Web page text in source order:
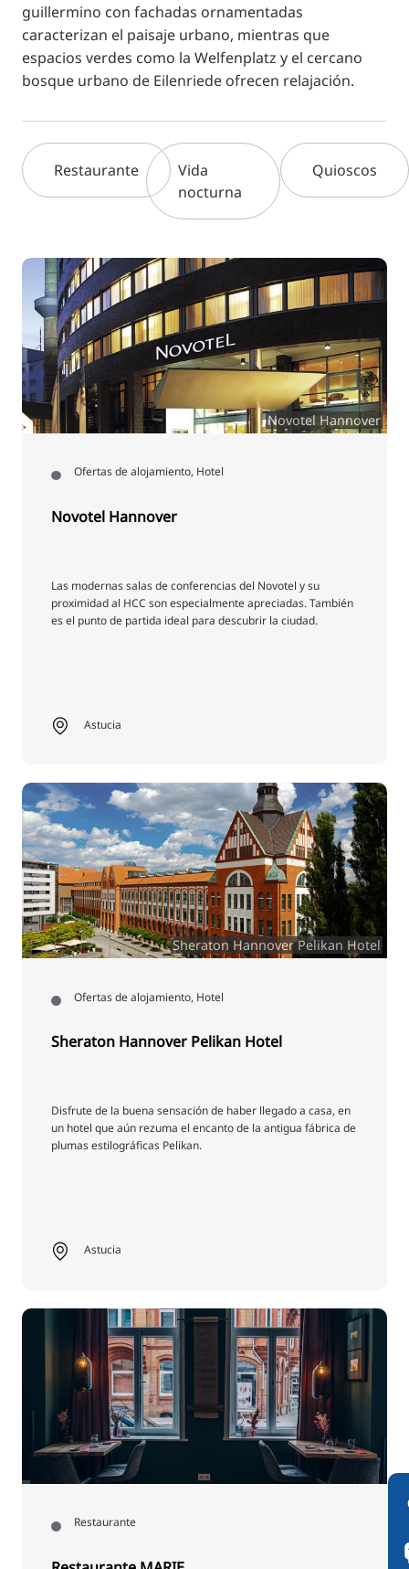
guillermino con fachadas ornamentadas
caracterizan el paisaje urbano, mientras que
espacios verdes como la Welfenplatz y el cercano
bosque urbano de Eilenriede ofrecen relajación.
Restaurante
Vida
nocturna
Quioscos
Novotel Hannover
Ofertas de alojamiento, Hotel
Novotel Hannover
Las modernas salas de conferencias del Novotel y su
proximidad al HCC son especialmente apreciadas. También
es el punto de partida ideal para descubrir la ciudad.
Astucia
Sheraton Hannover Pelikan Hotel
Ofertas de alojamiento, Hotel
Sheraton Hannover Pelikan Hotel
Disfrute de la buena sensación de haber llegado a casa, en
un hotel que aún rezuma el encanto de la antigua fábrica de
plumas estilográficas Pelikan.
Astucia
Restaurante